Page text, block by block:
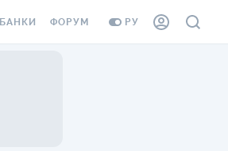
РУ
БАНКИ ФОРУМ